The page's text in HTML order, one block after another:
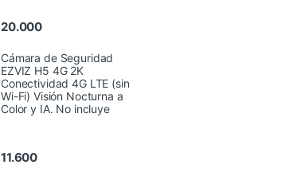
20.000
Cámara de Seguridad
EZVIZ H5 4G 2K
Conectividad 4G LTE (sin
Wi-Fi) Visión Nocturna a
Color y IA. No incluye
11.600